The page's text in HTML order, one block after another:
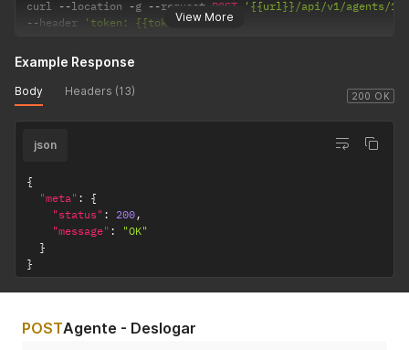
View More
curl --location -g --request POST
'{{url}}/api/v1/agents/17/
--header 'token: {{token}}'
200 OK
Example Response
Body Headers (13)
json
{
"meta" :
{
"status" : 200 ,
"message" :
"OK"
}
}
POSTAgente - Deslogar